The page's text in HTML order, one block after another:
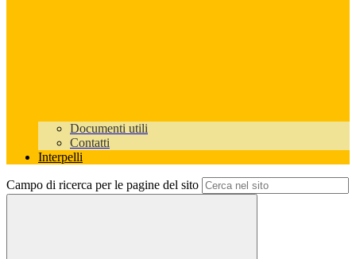
Documenti utili
Contatti
Interpelli
Campo di ricerca per le pagine del sito